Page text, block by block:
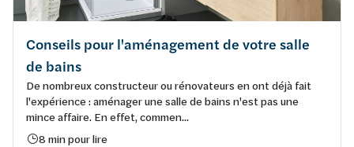
Conseils pour l'aménagement de votre salle
de bains
De nombreux constructeur ou rénovateurs en ont déjà fait
l'expérience : aménager une salle de bains n'est pas une
mince affaire. En effet, commen...
8 min pour lire